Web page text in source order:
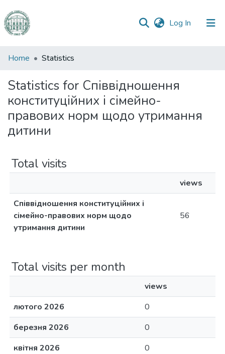
Log In (current)
Communities
Collections
All of DSpace
Home Statistics
Statistics for Співвідношення
конституційних і сімейно-
правових норм щодо утримання
дитини
Total visits
views
Співвідношення конституційних і
сімейно-правових норм щодо
утримання дитини
56
Total visits per month
views
лютого 2026
0
березня 2026
0
квітня 2026
0